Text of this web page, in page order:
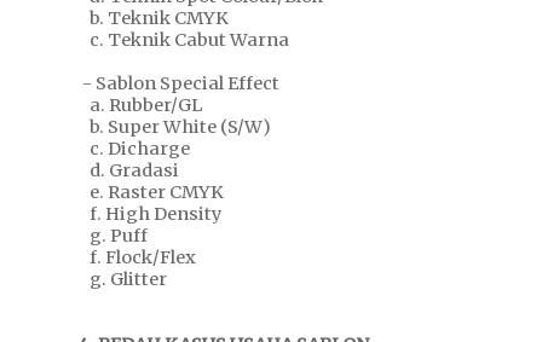
b. Teknik CMYK
c. Teknik Cabut Warna
- Sablon Special Effect
a. Rubber/GL
b. Super White (S/W)
c. Dicharge
d. Gradasi
e. Raster CMYK
f. High Density
g. Puff
f. Flock/Flex
g. Glitter